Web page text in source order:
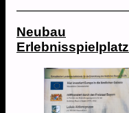
Neubau
Erlebnisspielplatz